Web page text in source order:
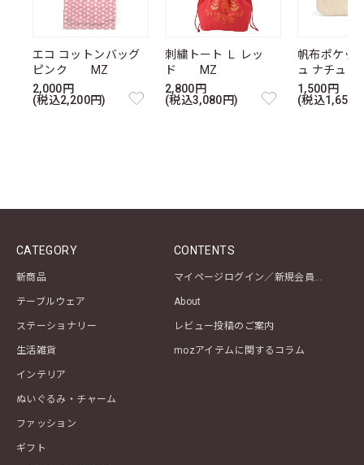
エコ コットンバッグ
ピンク MZ
2,000円
(税込2,200円)
刺繍トート Ｌ レッ
ド MZ
2,800円
(税込3,080円)
帆布ポケッ
ュ ナチュ
1,500円
(税込1,650
CATEGORY
新商品
テーブルウェア
ステーショナリー
生活雑貨
インテリア
ぬいぐるみ・チャーム
ファッション
ギフト
CONTENTS
About
レビュー投稿のご案内
mozアイテムに関するコラム